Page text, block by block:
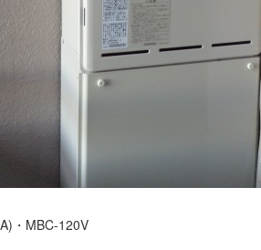
・MBC-120V